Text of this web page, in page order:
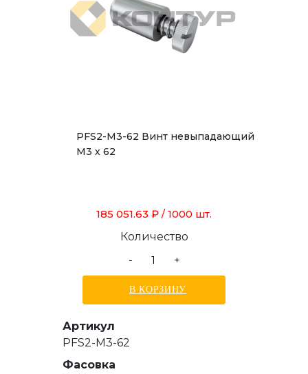
PFS2-M3-62 Винт невыпадающий
М3 х 62
185 051.63 ₽ / 1000 шт.
Количество
-
+
В КОРЗИНУ
Артикул
PFS2-M3-62
Фасовка